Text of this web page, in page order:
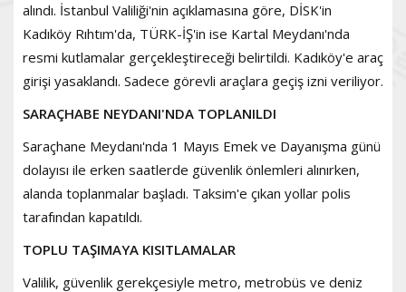
alındı. İstanbul Valiliği'nin açıklamasına göre, DİSK'in
Kadıköy Rıhtım'da, TÜRK-İŞ'in ise Kartal Meydanı'nda
resmi kutlamalar gerçekleştireceği belirtildi. Kadıköy'e araç
girişi yasaklandı. Sadece görevli araçlara geçiş izni veriliyor.
SARAÇHABE NEYDANI'NDA TOPLANILDI
Saraçhane Meydanı'nda 1 Mayıs Emek ve Dayanışma günü
dolayısı ile erken saatlerde güvenlik önlemleri alınırken,
alanda toplanmalar başladı. Taksim'e çıkan yollar polis
tarafından kapatıldı.
TOPLU TAŞIMAYA KISITLAMALAR
Valilik, güvenlik gerekçesiyle metro, metrobüs ve deniz